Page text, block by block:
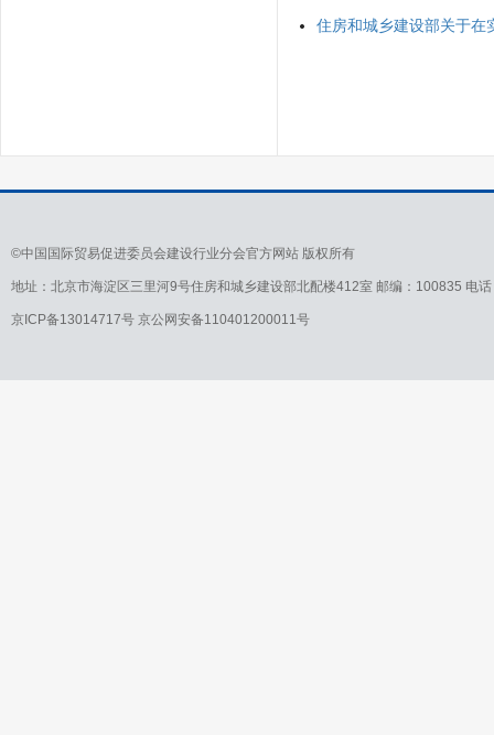
住房和城乡建设部关于在
©中国国际贸易促进委员会建设行业分会官方网站 版权所有
地址：北京市海淀区三里河9号住房和城乡建设部北配楼412室 邮编：100835 电
京ICP备13014717号 京公网安备110401200011号